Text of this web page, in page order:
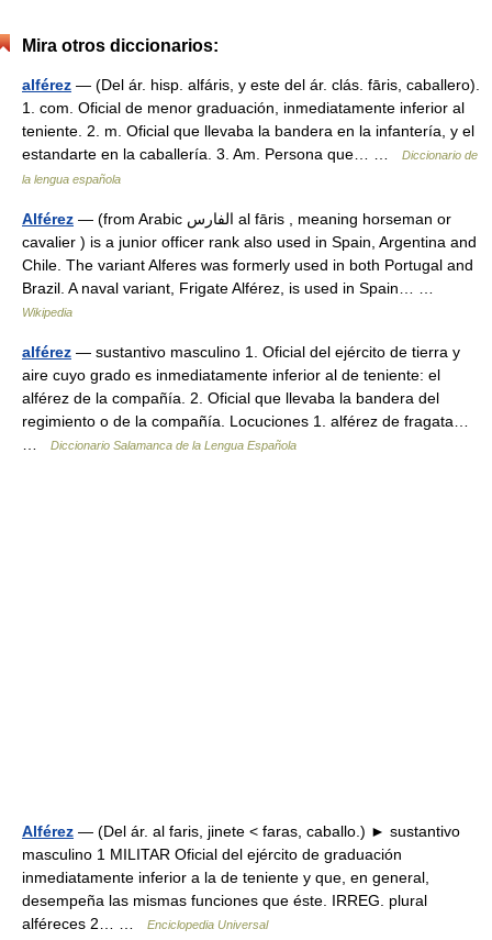
Mira otros diccionarios:
alférez — (Del ár. hisp. alfáris, y este del ár. clás. fāris, caballero).
1. com. Oficial de menor graduación, inmediatamente inferior al
teniente. 2. m. Oficial que llevaba la bandera en la infantería, y el
estandarte en la caballería. 3. Am. Persona que… …
Diccionario de
la lengua española
Alférez — (from Arabic الفارس al fāris , meaning horseman or
cavalier ) is a junior officer rank also used in Spain, Argentina and
Chile. The variant Alferes was formerly used in both Portugal and
Brazil. A naval variant, Frigate Alférez, is used in Spain… …
Wikipedia
alférez — sustantivo masculino 1. Oficial del ejército de tierra y
aire cuyo grado es inmediatamente inferior al de teniente: el
alférez de la compañía. 2. Oficial que llevaba la bandera del
regimiento o de la compañía. Locuciones 1. alférez de fragata…
…
Diccionario Salamanca de la Lengua Española
Alférez — (Del ár. al faris, jinete < faras, caballo.) ► sustantivo
masculino 1 MILITAR Oficial del ejército de graduación
inmediatamente inferior a la de teniente y que, en general,
desempeña las mismas funciones que éste. IRREG. plural
alféreces 2… …
Enciclopedia Universal